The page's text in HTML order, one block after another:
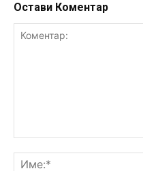
Остави Коментар